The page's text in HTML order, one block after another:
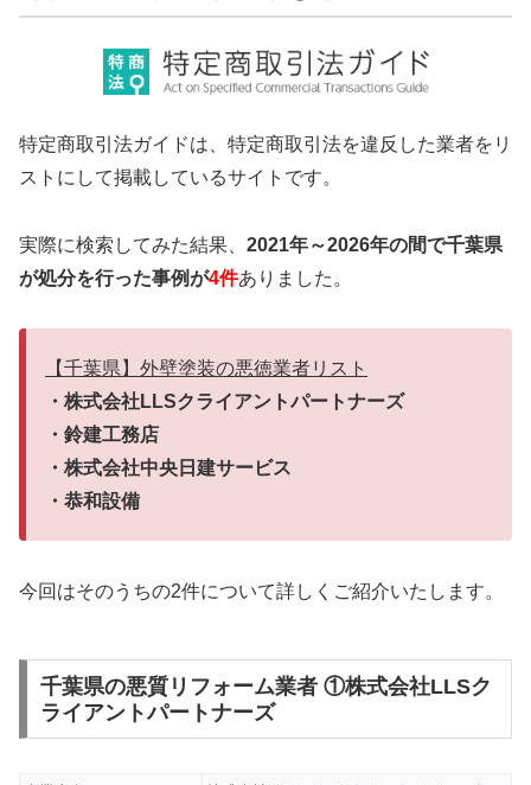
特定商取引法ガイドは、特定商取引法を違反した業者をリ
ストにして掲載しているサイトです。
実際に検索してみた結果、 2021年～2026年の間で千葉県
が処分を行った事例が4件ありました。
【千葉県】外壁塗装の悪徳業者リスト
・株式会社LLSクライアントパートナーズ
・鈴建工務店
・株式会社中央日建サービス
・恭和設備
今回はそのうちの2件について詳しくご紹介いたします。
千葉県の悪質リフォーム業者 ①株式会社LLSク
ライアントパートナーズ